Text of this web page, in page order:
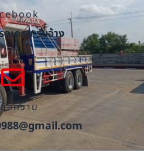
ถเครน รับจ้าง
อความ